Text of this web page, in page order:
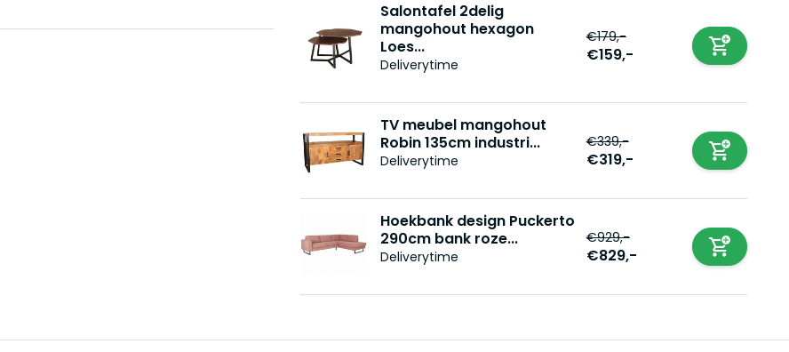
Salontafel 2delig
mangohout hexagon
Loes...
Deliverytime
€179,-
€159,-
TV meubel mangohout
Robin 135cm industri...
Deliverytime
€339,-
€319,-
Hoekbank design Puckerto
290cm bank roze...
Deliverytime
€929,-
€829,-